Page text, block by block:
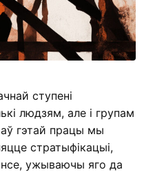
ступені
людзям, але і групам
гэтай працы мы
стратыфікацыі,
ужываючы яго да